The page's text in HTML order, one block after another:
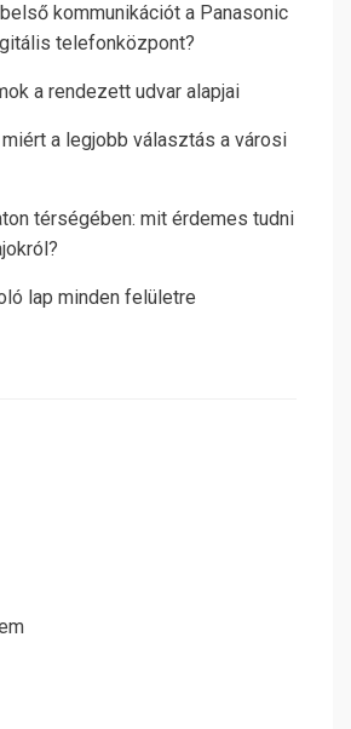
kommunikációt a Panasonic
telefonközpont?
a rendezett udvar alapjai
miért a legjobb választás a városi
térségében: mit érdemes tudni
lap minden felületre